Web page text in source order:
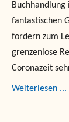
Buchhandlung
fantastischen
fordern zum
grenzenlose
Coronazeit
Weiterlesen ...